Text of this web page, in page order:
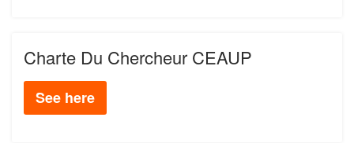
Charte Du Chercheur CEAUP
See here